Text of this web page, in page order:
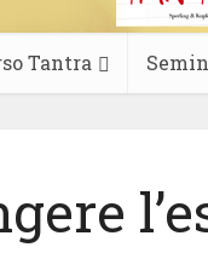
Tantra